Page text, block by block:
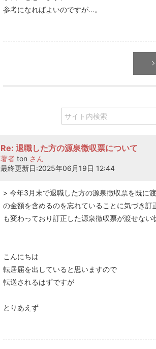
参考になればよいのですが…。
Re: 退職した方の源泉徴収票について
著者 ton さん
最終更新日:2025年06月19日 12:44
> 今年3月末で退職した方の源泉徴収票を既に
の金額を含めるのを忘れていることに気づき
も変わっており訂正した源泉徴収票が渡せな
こんにちは
転居届を出していると思いますので
転送されるはずですが
とりあえず